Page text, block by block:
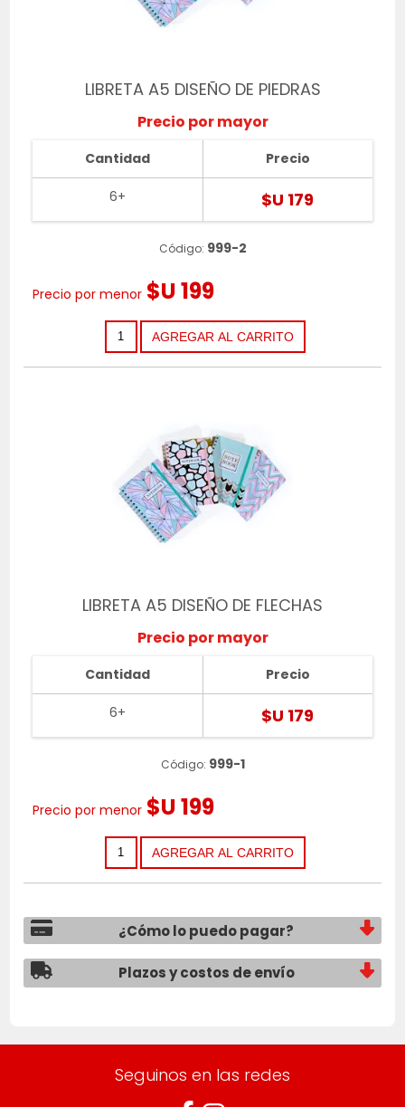
LIBRETA A5 DISEÑO DE PIEDRAS
Precio por mayor
Cantidad
6+
Precio
$U 179
Código: 999-2
Precio por menor $U 199
LIBRETA A5 DISEÑO DE FLECHAS
Precio por mayor
Cantidad
6+
Precio
$U 179
Código: 999-1
Precio por menor $U 199
¿Cómo lo puedo pagar?
Plazos y costos de envío
Seguinos en las redes